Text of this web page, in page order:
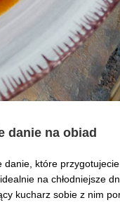
danie na obiad
które przygotujecie
na chłodniejsze
kucharz sobie z nim